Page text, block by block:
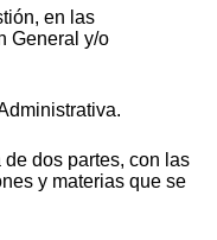
en las
General y/o
dos partes, con las
y materias que se